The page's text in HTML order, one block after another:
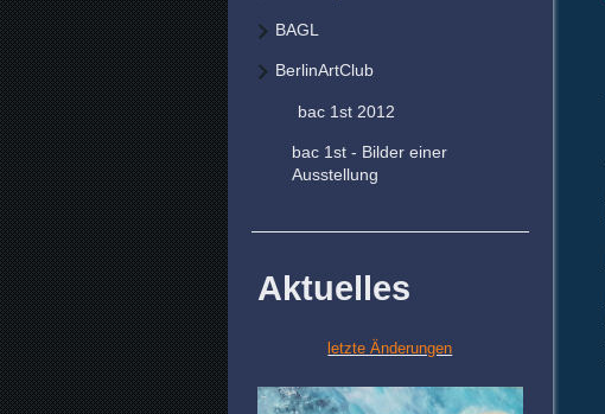
BAGL
BerlinArtClub
bac 1st 2012
bac 1st - Bilder einer
Ausstellung
Aktuelles
letzte Änderungen